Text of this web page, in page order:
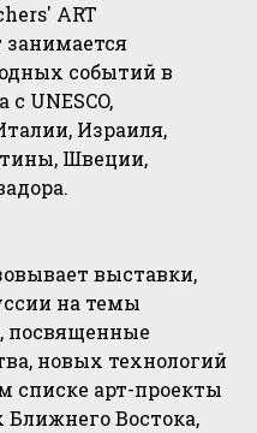
ART
занимается
событий в
UNESCO,
Израиля,
Швеции,
выставки,
на темы
посвященные
новых технологий
списке арт-проекты
Востока,